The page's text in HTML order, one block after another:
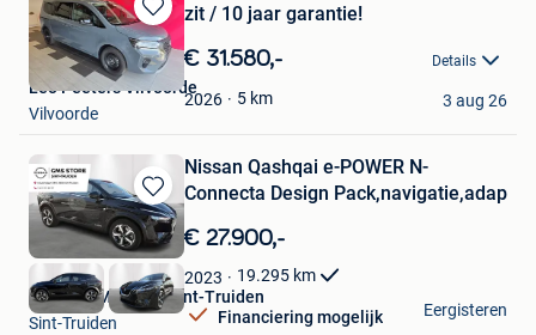
Bewaren
in
Mijn
Favorieten
zit / 10 jaar garantie!
€ 31.580,- Details
2026 5 km
Leo Peeters Vilvoorde
Vilvoorde
3 aug 26
Bewaren
in
Mijn
Favorieten
Nissan Qashqai e-POWER N-
Connecta Design Pack,navigatie,adap
€ 27.900,-
2023 19.295 km
Financiering mogelijk
Nissan GMS Store Sint-Truiden
Sint-Truiden
Eergisteren